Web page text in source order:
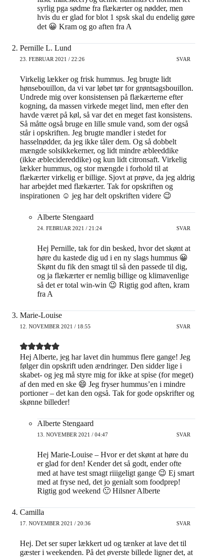
syrlig pga sødme fra flækærter og nødder, men
hvis du er glad for blot 1 spsk skal du endelig gøre
det 😀 Kram og go aften fra A
Pernille L. Lund
23. FEBRUAR 2021 / 22:26 SVAR
Virkelig lækker og frisk hummus. Jeg brugte lidt
hønsebouillon, da vi var løbet tør for grøntsagsbouillon.
Undrede mig over konsistensen på flækærterne efter
kogning, da massen virkede meget lind, men efter den
havde været på køl, så var det en meget fast konsistens.
Så måtte også bruge en lille smule vand, som der også
står i opskriften. Jeg brugte mandler i stedet for
hasselnødder, da jeg ikke tåler dem. Og så dobbelt
mængde solsikkekerner, og lidt mindre æbleeddike
(ikke æblecidereddike) og kun lidt citronsaft. Virkelig
lækker hummus, og stor mængde i forhold til at
flækærter virkelig er billige. Sjovt at prøve, da jeg aldrig
har arbejdet med flækærter. Tak for opskriften og
inspirationen ☺️ jeg har delt opskriften videre 😉
Alberte Stengaard
24. FEBRUAR 2021 / 21:24 SVAR
Hej Pernille, tak for din besked, hvor det skønt at
høre du kastede dig ud i en ny slags hummus 😀
Skønt du fik den smagt til så den passede til dig,
og ja flækærter er nemlig billige og klimavenlige
så det er total win-win 😉 Rigtig god aften, kram
fra A
Marie-Louise
12. NOVEMBER 2021 / 18:55 SVAR
Hej Alberte, jeg har lavet din hummus flere gange! Jeg
følger din opskrift uden ændringer. Den sidder lige i
skabet- og jeg må styre mig for ikke at spise (for meget)
af den med en ske 😄 Jeg fryser hummus’en i mindre
portioner – det kan den også. Tak for gode opskrifter og
skønne billeder!
Alberte Stengaard
13. NOVEMBER 2021 / 04:47 SVAR
Hej Marie-Louise – Hvor er det skønt at høre du
er glad for den! Kender det så godt, ender ofte
med at have test smagt riiigeligt gange 😉 Ej smart
med at fryse ned, det jo genialt som foodprep!
Rigtig god weekend 🙂 Hilsner Alberte
Camilla
17. NOVEMBER 2021 / 20:36 SVAR
Hej. Det ser super lækkert ud og tænker at lave det til
gæster i weekenden. På det øverste billede ligner det, at